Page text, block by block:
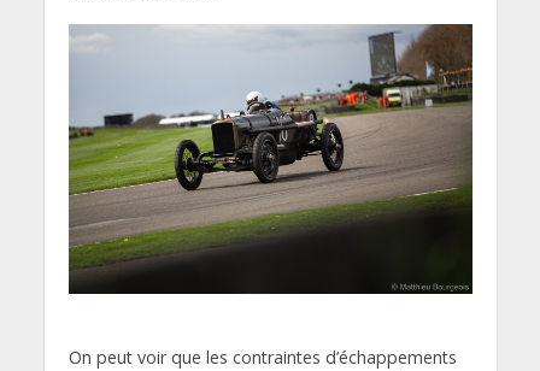
On peut voir que les contraintes d’échappements